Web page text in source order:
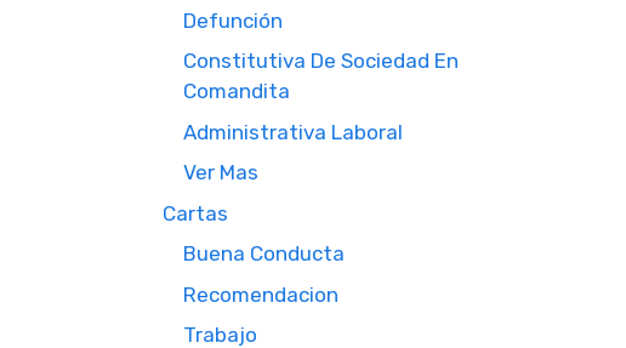
Defunción
Constitutiva De Sociedad En
Comandita
Administrativa Laboral
Ver Mas
Cartas
Buena Conducta
Recomendacion
Trabajo